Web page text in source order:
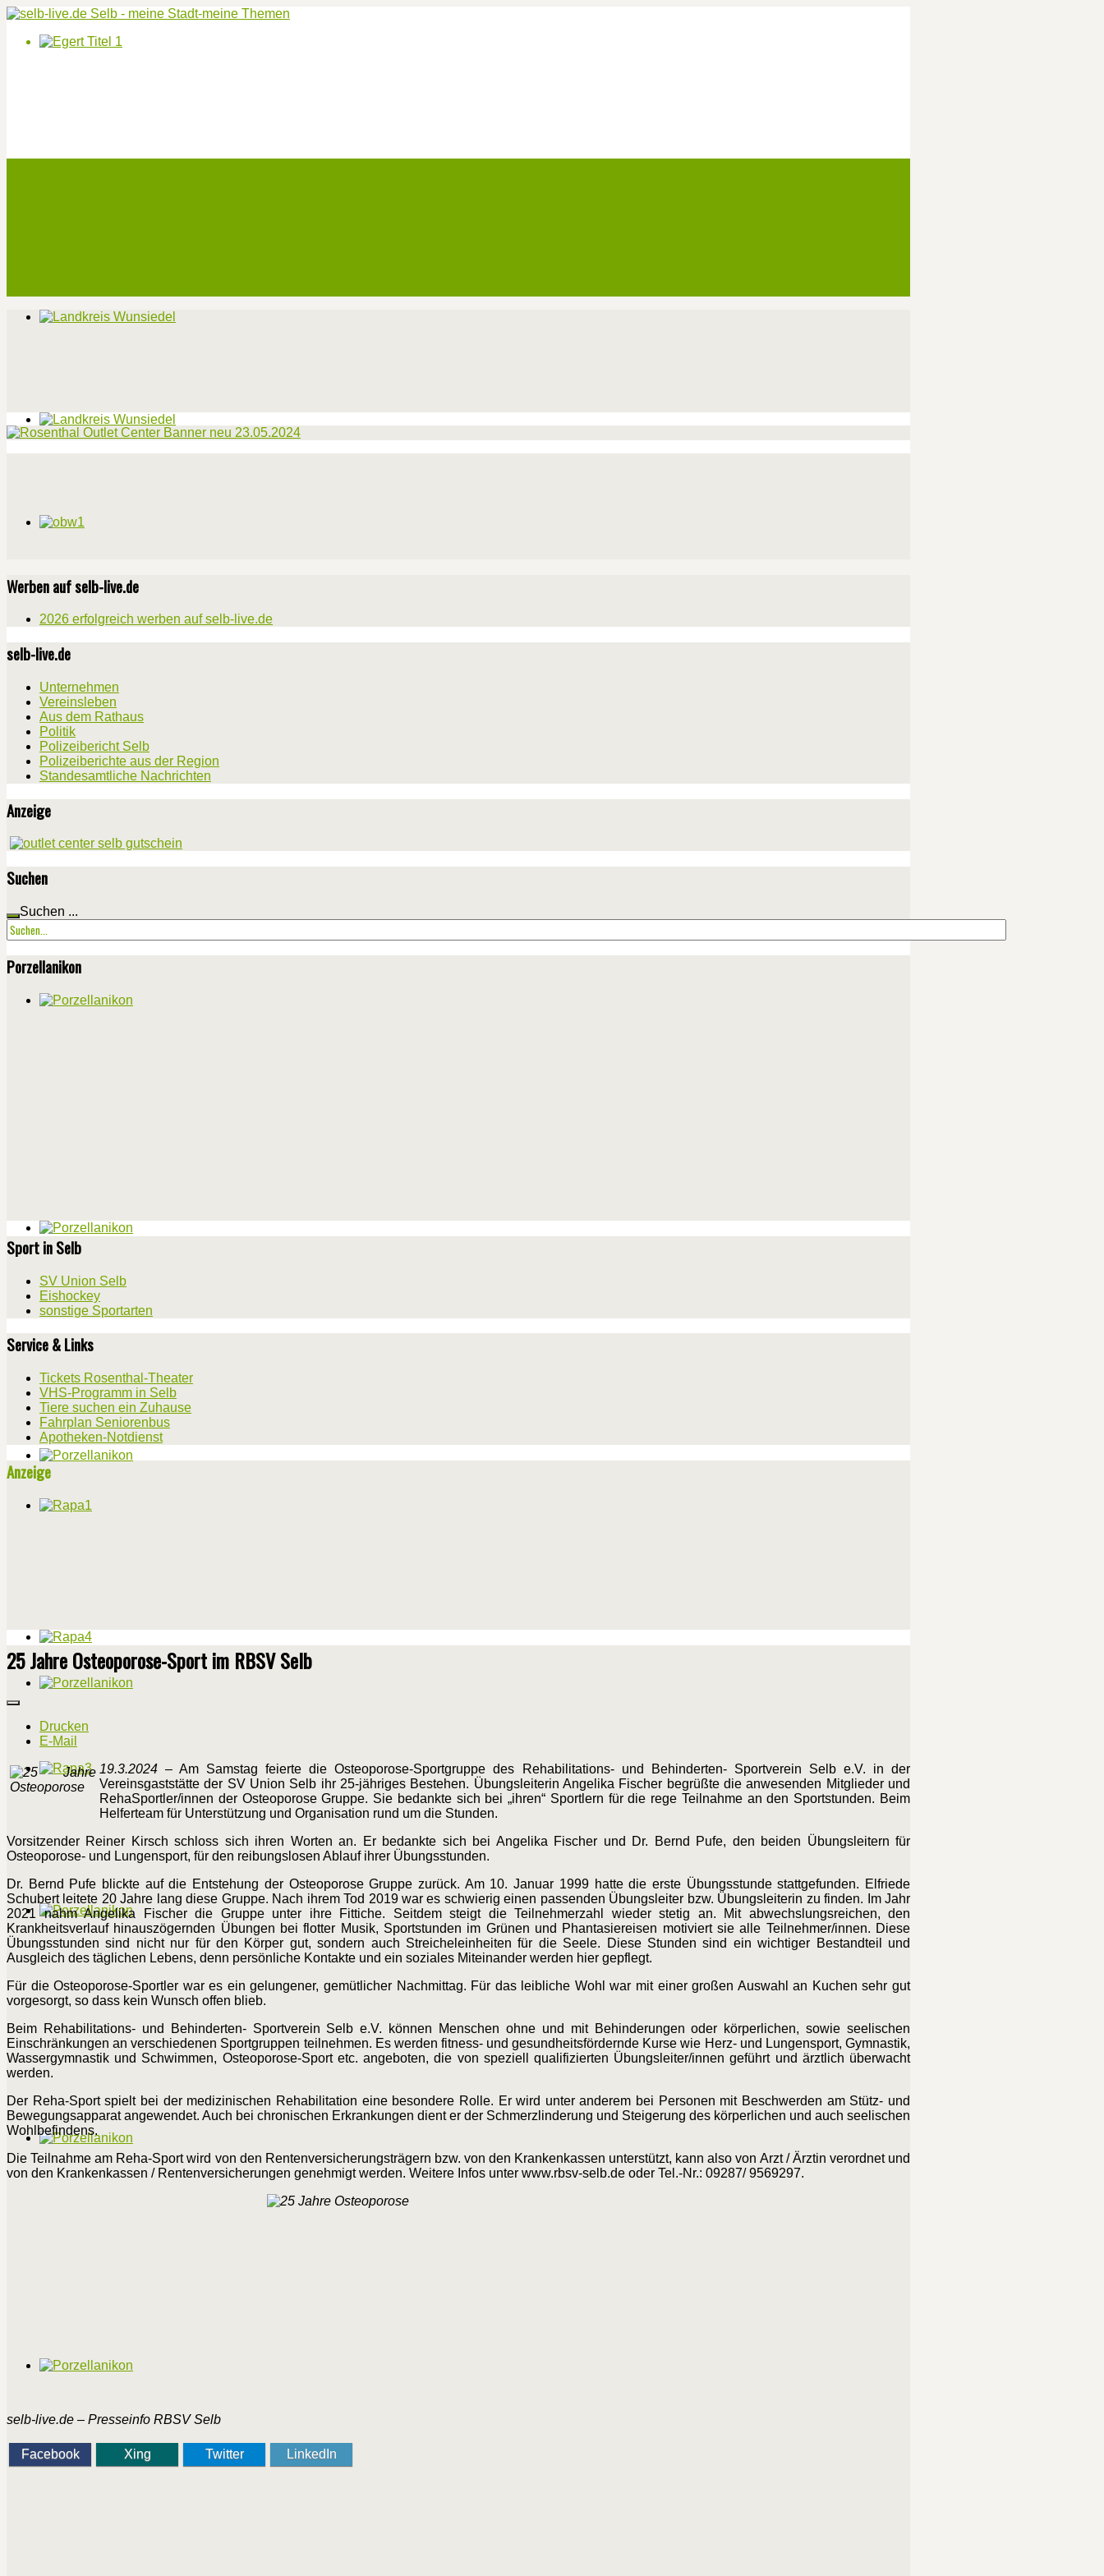
Werben auf selb-live.de
2026 erfolgreich werben auf selb-live.de
selb-live.de
Unternehmen
Vereinsleben
Aus dem Rathaus
Politik
Polizeibericht Selb
Polizeiberichte aus der Region
Standesamtliche Nachrichten
Anzeige
Suchen
Suchen ...
Porzellanikon
Sport in Selb
SV Union Selb
Eishockey
sonstige Sportarten
Service & Links
Tickets Rosenthal-Theater
VHS-Programm in Selb
Tiere suchen ein Zuhause
Fahrplan Seniorenbus
Apotheken-Notdienst
Anzeige
25 Jahre Osteoporose-Sport im RBSV Selb
Drucken
E-Mail
19.3.2024 – Am Samstag feierte die Osteoporose-Sportgruppe des Rehabilitations- und Behinderten- Sportverein Selb e.V. in der
Vereinsgaststätte der SV Union Selb ihr 25-jähriges Bestehen. Übungsleiterin Angelika Fischer begrüßte die anwesenden Mitglieder und
RehaSportler/innen der Osteoporose Gruppe. Sie bedankte sich bei „ihren“ Sportlern für die rege Teilnahme an den Sportstunden. Beim
Helferteam für Unterstützung und Organisation rund um die Stunden.
Vorsitzender Reiner Kirsch schloss sich ihren Worten an. Er bedankte sich bei Angelika Fischer und Dr. Bernd Pufe, den beiden Übungsleitern für
Osteoporose- und Lungensport, für den reibungslosen Ablauf ihrer Übungsstunden.
Dr. Bernd Pufe blickte auf die Entstehung der Osteoporose Gruppe zurück. Am 10. Januar 1999 hatte die erste Übungsstunde stattgefunden. Elfriede
Schubert leitete 20 Jahre lang diese Gruppe. Nach ihrem Tod 2019 war es schwierig einen passenden Übungsleiter bzw. Übungsleiterin zu finden. Im Jahr
2021 nahm Angelika Fischer die Gruppe unter ihre Fittiche. Seitdem steigt die Teilnehmerzahl wieder stetig an. Mit abwechslungsreichen, den
Krankheitsverlauf hinauszögernden Übungen bei flotter Musik, Sportstunden im Grünen und Phantasiereisen motiviert sie alle Teilnehmer/innen. Diese
Übungsstunden sind nicht nur für den Körper gut, sondern auch Streicheleinheiten für die Seele. Diese Stunden sind ein wichtiger Bestandteil und
Ausgleich des täglichen Lebens, denn persönliche Kontakte und ein soziales Miteinander werden hier gepflegt.
Für die Osteoporose-Sportler war es ein gelungener, gemütlicher Nachmittag. Für das leibliche Wohl war mit einer großen Auswahl an Kuchen sehr gut
vorgesorgt, so dass kein Wunsch offen blieb.
Beim Rehabilitations- und Behinderten- Sportverein Selb e.V. können Menschen ohne und mit Behinderungen oder körperlichen, sowie seelischen
Einschränkungen an verschiedenen Sportgruppen teilnehmen. Es werden fitness- und gesundheitsfördernde Kurse wie Herz- und Lungensport, Gymnastik,
Wassergymnastik und Schwimmen, Osteoporose-Sport etc. angeboten, die von speziell qualifizierten Übungsleiter/innen geführt und ärztlich überwacht
werden.
Der Reha-Sport spielt bei der medizinischen Rehabilitation eine besondere Rolle. Er wird unter anderem bei Personen mit Beschwerden am Stütz- und
Bewegungsapparat angewendet. Auch bei chronischen Erkrankungen dient er der Schmerzlinderung und Steigerung des körperlichen und auch seelischen
Wohlbefindens.
Die Teilnahme am Reha-Sport wird von den Rentenversicherungsträgern bzw. von den Krankenkassen unterstützt, kann also von Arzt / Ärztin verordnet und
von den Krankenkassen / Rentenversicherungen genehmigt werden. Weitere Infos unter www.rbsv-selb.de oder Tel.-Nr.: 09287/ 9569297.
selb-live.de – Presseinfo RBSV Selb
Facebook Xing Twitter LinkedIn